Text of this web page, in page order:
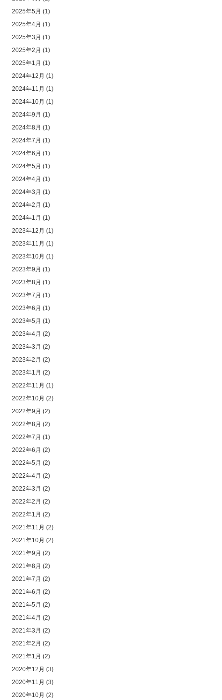
2025年5月 (1)
2025年4月 (1)
2025年3月 (1)
2025年2月 (1)
2025年1月 (1)
2024年12月 (1)
2024年11月 (1)
2024年10月 (1)
2024年9月 (1)
2024年8月 (1)
2024年7月 (1)
2024年6月 (1)
2024年5月 (1)
2024年4月 (1)
2024年3月 (1)
2024年2月 (1)
2024年1月 (1)
2023年12月 (1)
2023年11月 (1)
2023年10月 (1)
2023年9月 (1)
2023年8月 (1)
2023年7月 (1)
2023年6月 (1)
2023年5月 (1)
2023年4月 (2)
2023年3月 (2)
2023年2月 (2)
2023年1月 (2)
2022年11月 (1)
2022年10月 (2)
2022年9月 (2)
2022年8月 (2)
2022年7月 (1)
2022年6月 (2)
2022年5月 (2)
2022年4月 (2)
2022年3月 (2)
2022年2月 (2)
2022年1月 (2)
2021年11月 (2)
2021年10月 (2)
2021年9月 (2)
2021年8月 (2)
2021年7月 (2)
2021年6月 (2)
2021年5月 (2)
2021年4月 (2)
2021年3月 (2)
2021年2月 (2)
2021年1月 (2)
2020年12月 (3)
2020年11月 (3)
2020年10月 (2)